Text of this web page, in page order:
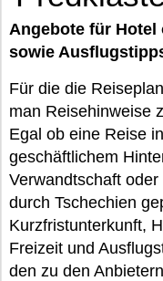
Angebote für Hotel
sowie
Für die die
man Reisehinweise
Egal ob eine Reise
geschäftlichem
Verwandtschaft
durch Tschechien
Kurzfristunterkunft,
Freizeit und
den zu den